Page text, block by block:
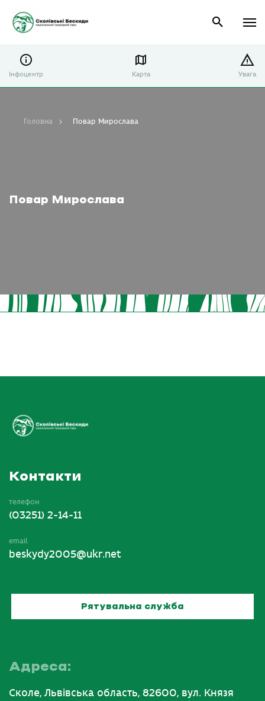
Інфоцентр Карта Увага
Повар Мирослава
Головна Повар Мирослава
Контакти
телефон
(03251) 2-14-11
email
beskydy2005@ukr.net
Рятувальна служба
Адреса:
Сколе, Львівська область, 82600, вул. Князя